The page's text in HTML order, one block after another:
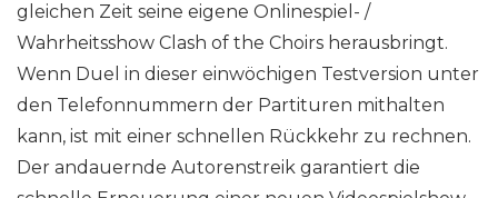
gleichen Zeit seine eigene Onlinespiel- /
Wahrheitsshow Clash of the Choirs herausbringt.
Wenn Duel in dieser einwöchigen Testversion unter
den Telefonnummern der Partituren mithalten
kann, ist mit einer schnellen Rückkehr zu rechnen.
Der andauernde Autorenstreik garantiert die